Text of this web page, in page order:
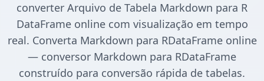
converter Arquivo de Tabela Markdown para R
DataFrame online com visualização em tempo
real. Converta Markdown para RDataFrame online
— conversor Markdown para RDataFrame
construído para conversão rápida de tabelas.